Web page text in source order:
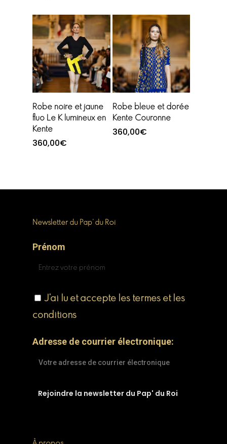
Choix des options
Robe noire et jaune
fluo Le K lumineux en
Kente
360,00€
Choix des options
Robe bleue et dorée
Kente Couronne
360,00€
Newsletter du Pap’ du Roi
Prénom
J'ai lu et accepte les termes et les
conditions
Adresse de courrier électronique: